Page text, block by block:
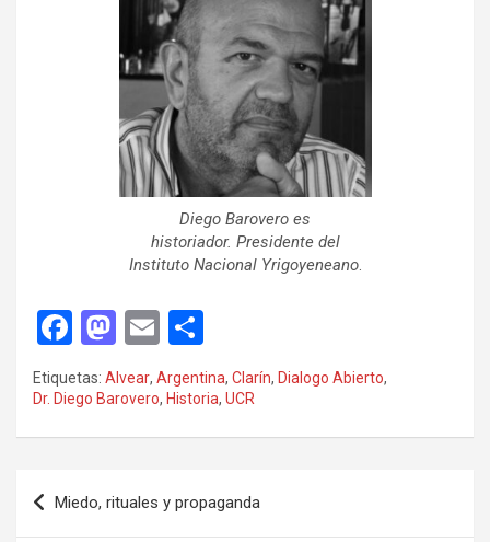
Diego Barovero es
historiador. Presidente del
Instituto Nacional Yrigoyeneano.
F
a
ce
b
o
M
a
st
o
o
E
m
ail
o
m
p
tir
Etiquetas: Alvear, Argentina, Clarín, Dialogo Abierto,
Dr. Diego Barovero, Historia, UCR
Navegación
de
Miedo, rituales y propaganda